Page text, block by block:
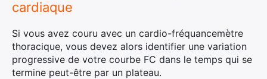
cardiaque
Si vous avez couru avec un cardio-fréquancemètre
thoracique, vous devez alors identifier une variation
progressive de votre courbe FC dans le temps qui se
termine peut-être par un plateau.